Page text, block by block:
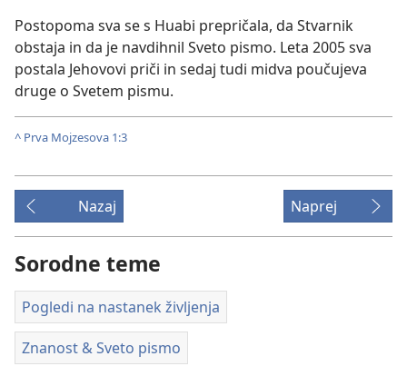
Postopoma sva se s Huabi prepričala, da Stvarnik
obstaja in da je navdihnil Sveto pismo. Leta 2005 sva
postala Jehovovi priči in sedaj tudi midva poučujeva
druge o Svetem pismu.
^ Prva Mojzesova 1:3
Nazaj Naprej
Sorodne teme
Pogledi na nastanek življenja
Znanost & Sveto pismo